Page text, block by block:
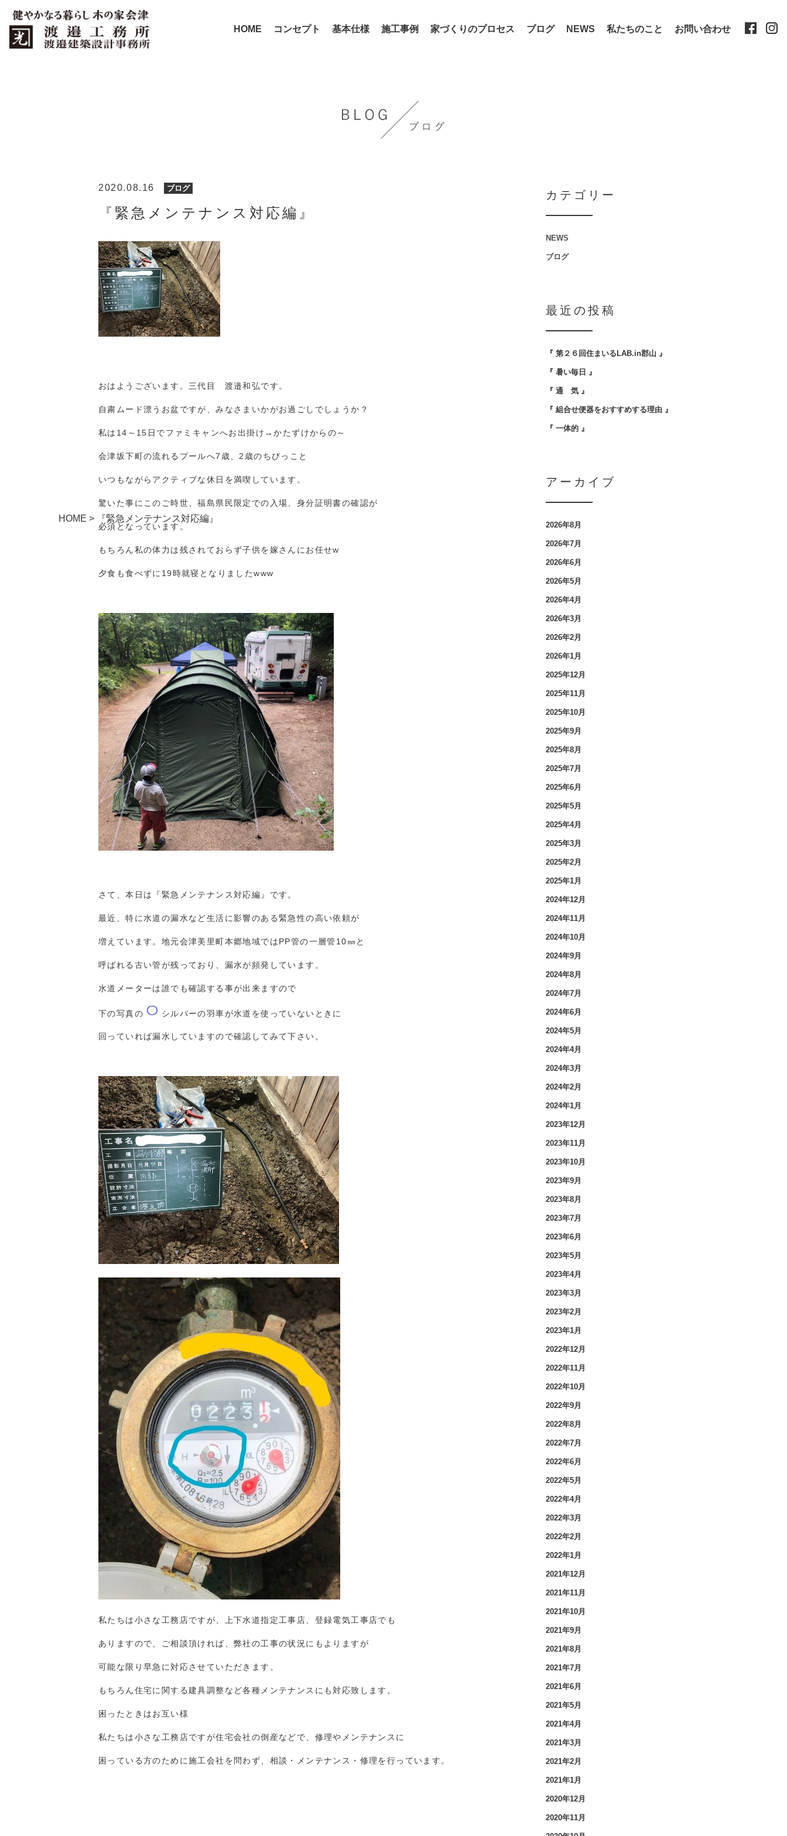
HOME コンセプト 基本仕様 施工事例 家づくりのプロセス ブログ NEWS 私たちのこと お問い合わせ
HOME > 『緊急メンテナンス対応編』
2020.08.16 ブログ
『緊急メンテナンス対応編』
おはようございます。三代目 渡邉和弘です。
自粛ムード漂うお盆ですが、みなさまいかがお過ごしでしょうか？
私は14～15日でファミキャンへお出掛け→かたずけからの～
会津坂下町の流れるプールへ7歳、2歳のちびっこと
いつもながらアクティブな休日を満喫しています。
驚いた事にこのご時世、福島県民限定での入場、身分証明書の確認が
必須となっています。
もちろん私の体力は残されておらず子供を嫁さんにお任せw
夕食も食べずに19時就寝となりましたwww
さて、本日は『緊急メンテナンス対応編』です。
最近、特に水道の漏水など生活に影響のある緊急性の高い依頼が
増えています。地元会津美里町本郷地域ではPP管の一層管10㎜と
呼ばれる古い管が残っており、漏水が頻発しています。
水道メーターは誰でも確認する事が出来ますので
下の写真の シルバーの羽車が水道を使っていないときに
回っていれば漏水していますので確認してみて下さい。
私たちは小さな工務店ですが、上下水道指定工事店、登録電気工事店でも
ありますので、ご相談頂ければ、弊社の工事の状況にもよりますが
可能な限り早急に対応させていただきます。
もちろん住宅に関する建具調整など各種メンテナンスにも対応致します。
困ったときはお互い様
私たちは小さな工務店ですが住宅会社の倒産などで、修理やメンテナンスに
困っている方のために施工会社を問わず、相談・メンテナンス・修理を行っています。
カテゴリー
NEWS
ブログ
最近の投稿
『 第２６回住まいるLAB.in郡山 』
『 暑い毎日 』
『 通 気 』
『 組合せ便器をおすすめする理由 』
『 一体的 』
アーカイブ
2026年8月
2026年7月
2026年6月
2026年5月
2026年4月
2026年3月
2026年2月
2026年1月
2025年12月
2025年11月
2025年10月
2025年9月
2025年8月
2025年7月
2025年6月
2025年5月
2025年4月
2025年3月
2025年2月
2025年1月
2024年12月
2024年11月
2024年10月
2024年9月
2024年8月
2024年7月
2024年6月
2024年5月
2024年4月
2024年3月
2024年2月
2024年1月
2023年12月
2023年11月
2023年10月
2023年9月
2023年8月
2023年7月
2023年6月
2023年5月
2023年4月
2023年3月
2023年2月
2023年1月
2022年12月
2022年11月
2022年10月
2022年9月
2022年8月
2022年7月
2022年6月
2022年5月
2022年4月
2022年3月
2022年2月
2022年1月
2021年12月
2021年11月
2021年10月
2021年9月
2021年8月
2021年7月
2021年6月
2021年5月
2021年4月
2021年3月
2021年2月
2021年1月
2020年12月
2020年11月